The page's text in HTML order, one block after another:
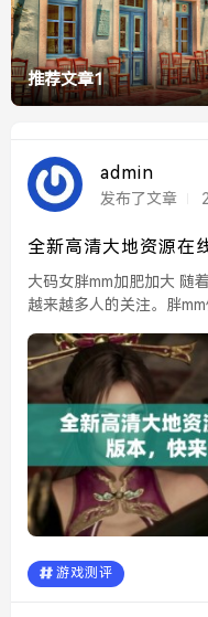
推荐文章1
admin
发布了文章
全新高清大地资源在
大码女胖mm加肥加大 随着时尚潮流的变化，大码女装逐渐受到
越来越多人的关注。胖
单品，让她们在穿衣上有
游戏测评